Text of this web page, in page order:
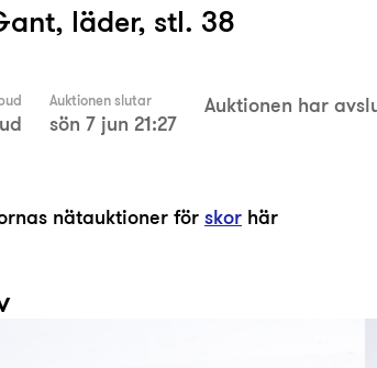
läder, stl. 38
Auktionen slutar
sön 7 jun 21:27
Auktionen har
nätauktioner förskor här